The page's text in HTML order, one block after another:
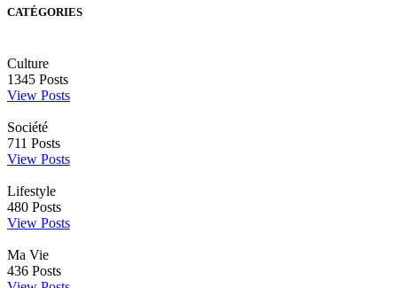
CATÉGORIES
Culture
1345 Posts
View Posts
Société
711 Posts
View Posts
Lifestyle
480 Posts
View Posts
Ma Vie
436 Posts